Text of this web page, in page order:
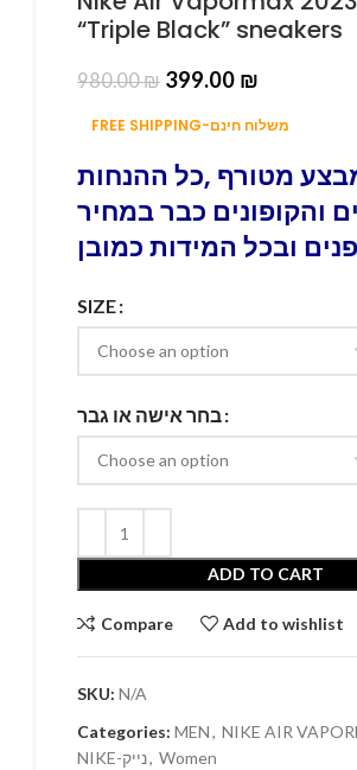
“Triple Black” sneakers
980.00₪ 399.00 ₪
FREE SHIPPING-משלוח חינם
מטורף ,כל ההנחות
והקופונים כבר במחיר
ובכל המידות כמובן
SIZE
בחר אישה או גבר
ADD TO CART
Compare Add to wishlist
SKU: N/A
Categories: MEN, NIKE AIR
NIKE-נייק, Women